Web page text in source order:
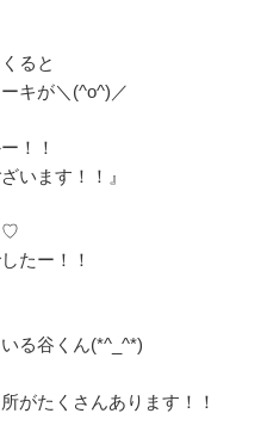
ると
キが＼(^o^)／
！！
います！！』
♡
たー！！
る谷くん(*^_^*)
がたくさんあります！！